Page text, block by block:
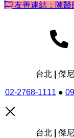
友善連結：陳醫
台北 | 傑
02-2768-1111 ●
台北 | 傑